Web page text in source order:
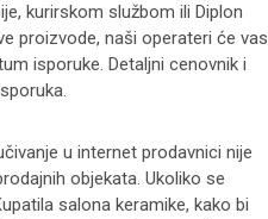
kurirskom službom ili Diplon
proizvode, naši operateri će vas
isporuke. Detaljni cenovnik i
.
u internet prodavnici nije
objekata. Ukoliko se
salona keramike, kako bi